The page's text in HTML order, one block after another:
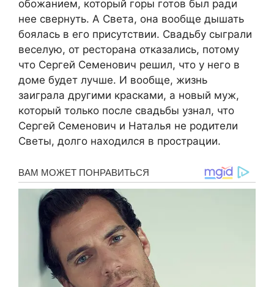
обожанием, который горы готов был ради
нее свернуть. А Света, она вообще дышать
боялась в его присутствии. Свадьбу сыграли
веселую, от ресторана отказались, потому
что Сергей Семенович решил, что у него в
доме будет лучше. И вообще, жизнь
заиграла другими красками, а новый муж,
который только после свадьбы узнал, что
Сергей Семенович и Наталья не родители
Светы, долго находился в прострации.